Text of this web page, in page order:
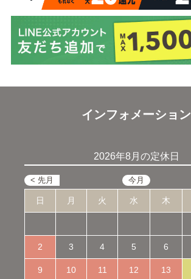
インフォメーション
2026年8月の定休日
日 月 火 水 木
2 3 4 5 6
9 10 11 12 13